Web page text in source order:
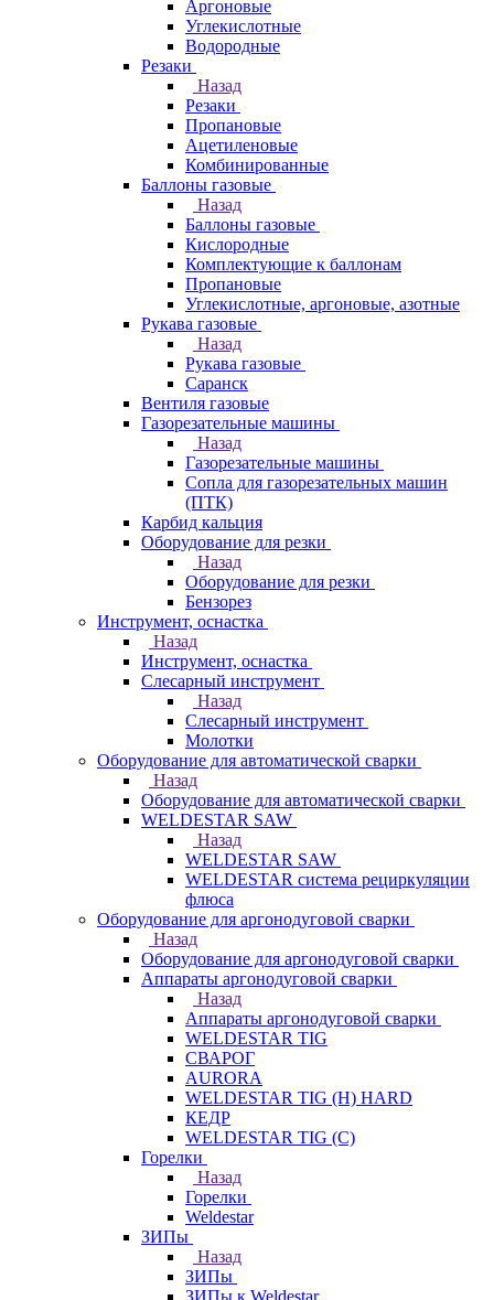
Аргоновые
Углекислотные
Водородные
Резаки
Назад
Резаки
Пропановые
Ацетиленовые
Комбинированные
Баллоны газовые
Назад
Баллоны газовые
Кислородные
Комплектующие к баллонам
Пропановые
Углекислотные, аргоновые, азотные
Рукава газовые
Назад
Рукава газовые
Саранск
Вентиля газовые
Газорезательные машины
Назад
Газорезательные машины
Сопла для газорезательных машин
(ПТК)
Карбид кальция
Оборудование для резки
Назад
Оборудование для резки
Бензорез
Инструмент, оснастка
Назад
Инструмент, оснастка
Слесарный инструмент
Назад
Слесарный инструмент
Молотки
Оборудование для автоматической сварки
Назад
Оборудование для автоматической сварки
WELDESTAR SAW
Назад
WELDESTAR SAW
WELDESTAR система рециркуляции
флюса
Оборудование для аргонодуговой сварки
Назад
Оборудование для аргонодуговой сварки
Аппараты аргонодуговой сварки
Назад
Аппараты аргонодуговой сварки
WELDESTAR TIG
СВАРОГ
AURORA
WELDESTAR TIG (H) HARD
КЕДР
WELDESTAR TIG (С)
Горелки
Назад
Горелки
Weldestar
ЗИПы
Назад
ЗИПы
ЗИПы к Weldestar